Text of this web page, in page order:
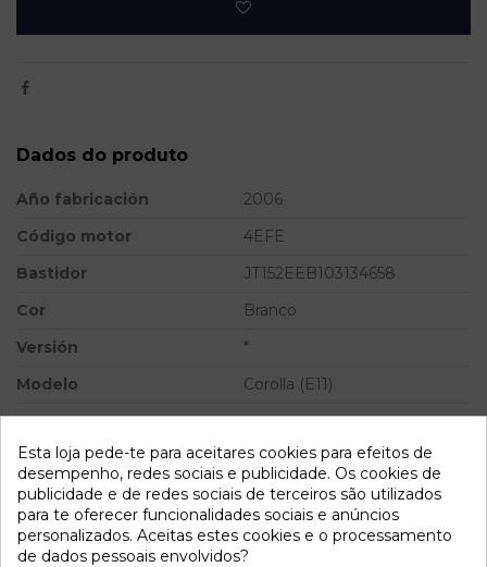
Dados do produto
Año fabricación
2006
Código motor
4EFE
Bastidor
JT152EEB103134658
Cor
Branco
Versión
*
Modelo
Corolla (E11)
Disponível a partir de: 2022-04-06
Descrição
Esta loja pede-te para aceitares cookies para efeitos de
desempenho, redes sociais e publicidade. Os cookies de
publicidade e de redes sociais de terceiros são utilizados
para te oferecer funcionalidades sociais e anúncios
personalizados. Aceitas estes cookies e o processamento
de dados pessoais envolvidos?